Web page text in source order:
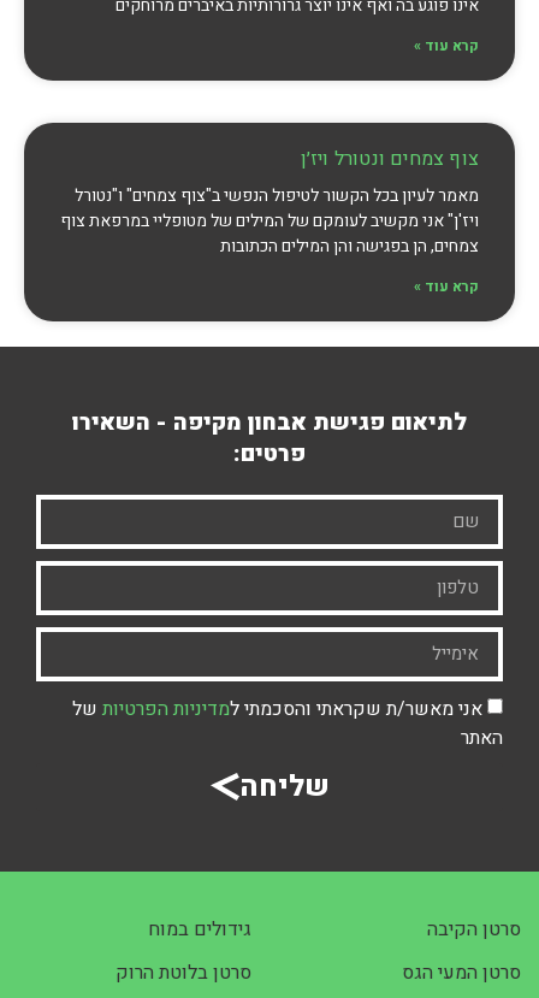
קרא עוד »
צוף צמחים ונטורל ויז׳ן
מאמר לעיון בכל הקשור לטיפול הנפשי ב"צוף צמחים" ו"נטורל
ויז'ן" אני מקשיב לעומקם של המילים של מטופליי במרפאת צוף
צמחים, הן בפגישה והן המילים הכתובות
קרא עוד »
לתיאום פגישת אבחון מקיפה - השאירו
פרטים:
אני מאשר/ת שקראתי והסכמתי למדיניות הפרטיות של
האתר
שליחה
סרטן הקיבה
סרטן המעי הגס
גידולים במוח
סרטן בלוטת הרוק